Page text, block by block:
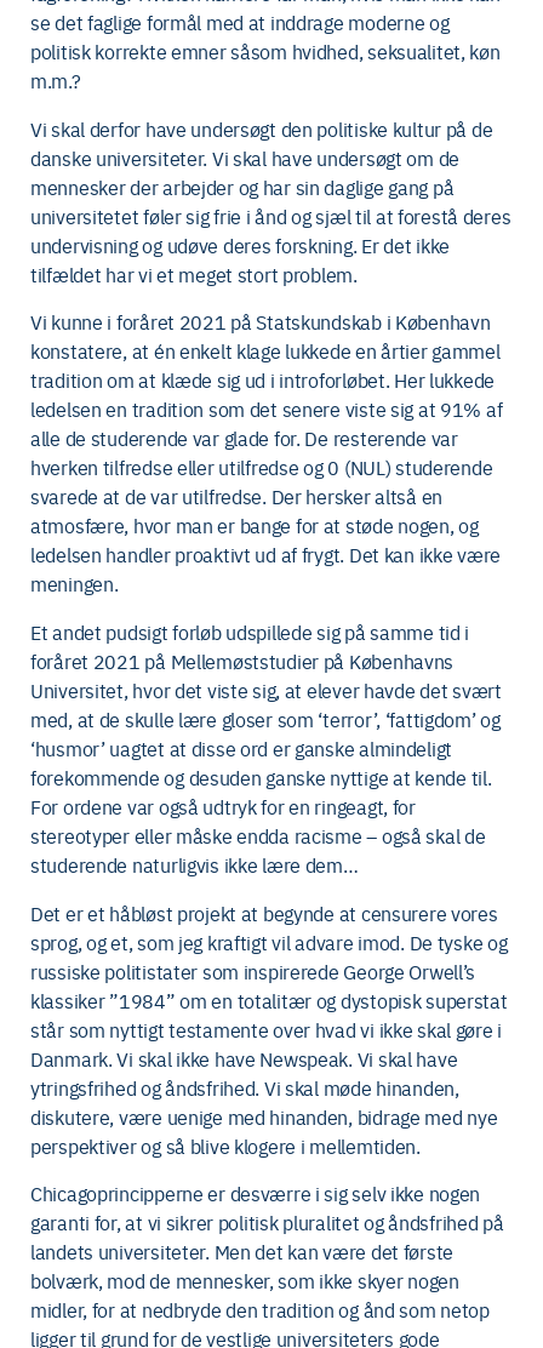
se det faglige formål med at inddrage moderne og
politisk korrekte emner såsom hvidhed, seksualitet, køn
m.m.?
Vi skal derfor have undersøgt den politiske kultur på de
danske universiteter. Vi skal have undersøgt om de
mennesker der arbejder og har sin daglige gang på
universitetet føler sig frie i ånd og sjæl til at forestå deres
undervisning og udøve deres forskning. Er det ikke
tilfældet har vi et meget stort problem.
Vi kunne i foråret 2021 på Statskundskab i København
konstatere, at én enkelt klage lukkede en årtier gammel
tradition om at klæde sig ud i introforløbet. Her lukkede
ledelsen en tradition som det senere viste sig at 91% af
alle de studerende var glade for. De resterende var
hverken tilfredse eller utilfredse og 0 (NUL) studerende
svarede at de var utilfredse. Der hersker altså en
atmosfære, hvor man er bange for at støde nogen, og
ledelsen handler proaktivt ud af frygt. Det kan ikke være
meningen.
Et andet pudsigt forløb udspillede sig på samme tid i
foråret 2021 på Mellemøststudier på Københavns
Universitet, hvor det viste sig, at elever havde det svært
med, at de skulle lære gloser som ‘terror’, ‘fattigdom’ og
‘husmor’ uagtet at disse ord er ganske almindeligt
forekommende og desuden ganske nyttige at kende til.
For ordene var også udtryk for en ringeagt, for
stereotyper eller måske endda racisme – også skal de
studerende naturligvis ikke lære dem…
Det er et håbløst projekt at begynde at censurere vores
sprog, og et, som jeg kraftigt vil advare imod. De tyske og
russiske politistater som inspirerede George Orwell’s
klassiker ”1984” om en totalitær og dystopisk superstat
står som nyttigt testamente over hvad vi ikke skal gøre i
Danmark. Vi skal ikke have Newspeak. Vi skal have
ytringsfrihed og åndsfrihed. Vi skal møde hinanden,
diskutere, være uenige med hinanden, bidrage med nye
perspektiver og så blive klogere i mellemtiden.
Chicagoprincipperne er desværre i sig selv ikke nogen
garanti for, at vi sikrer politisk pluralitet og åndsfrihed på
landets universiteter. Men det kan være det første
bolværk, mod de mennesker, som ikke skyer nogen
midler, for at nedbryde den tradition og ånd som netop
ligger til grund for de vestlige universiteters gode